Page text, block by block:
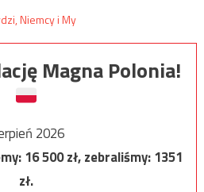
Magna Polonia!
2026
16 500zł, zebraliśmy:1351
zł.